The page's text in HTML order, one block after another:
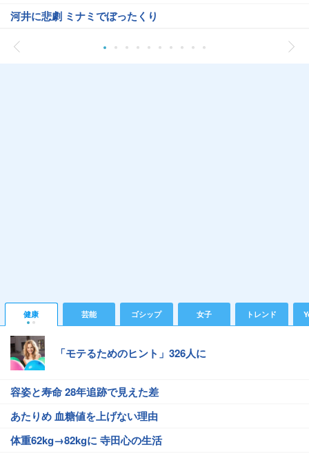
河井に悲劇 ミナミでぼったくり
健康 芸能 ゴシップ 女子 トレンド
「モテるためのヒント」326人に
容姿と寿命 28年追跡で見えた差
あたりめ 血糖値を上げない理由
体重62kg→82kgに 寺田心の生活